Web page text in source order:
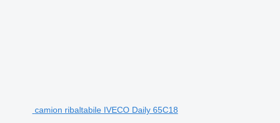
camion ribaltabile IVECO Daily 65C18